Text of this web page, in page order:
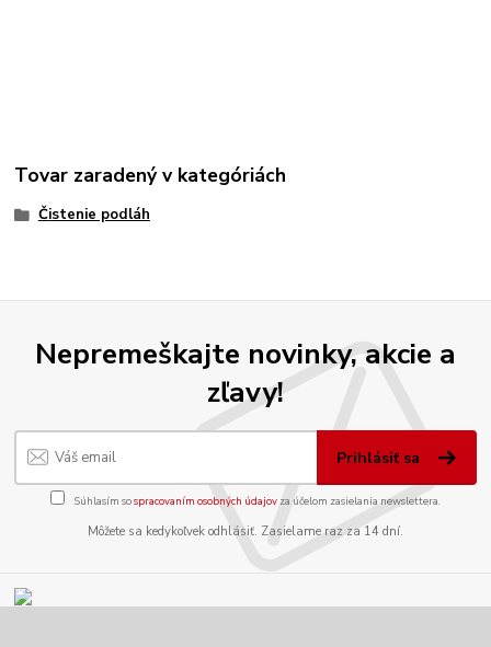
Tovar zaradený v kategóriách
Čistenie podláh
Nepremeškajte novinky, akcie a
zľavy!
Prihlásiť sa
Súhlasím sospracovaním osobných údajov za účelom zasielania newslettera.
Môžete sa kedykoľvek odhlásiť. Zasielame raz za 14 dní.